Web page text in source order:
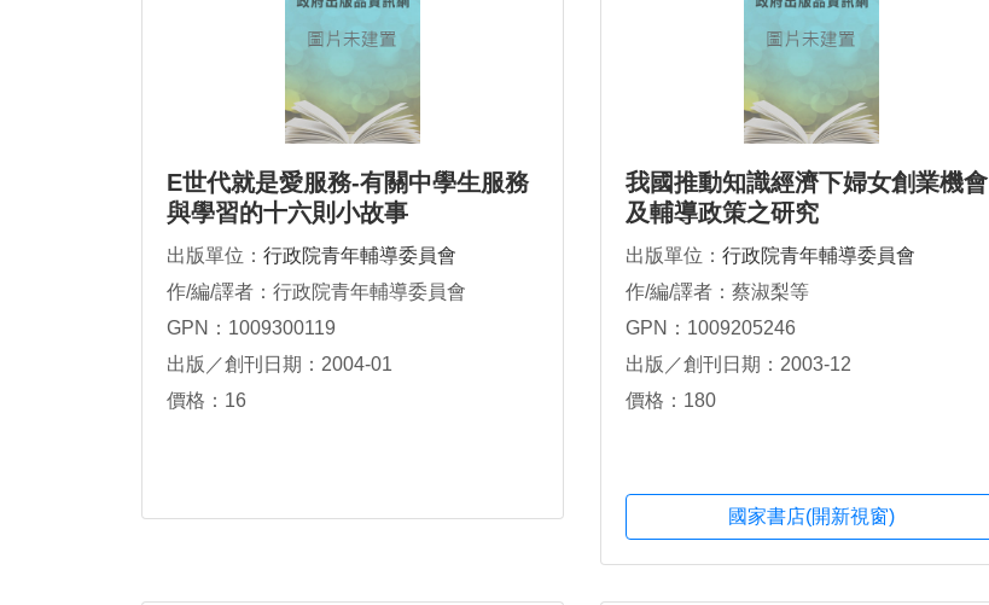
E世代就是愛服務-有關中學生服務
與學習的十六則小故事
出版單位： 行政院青年輔導委員會
作/編/譯者：行政院青年輔導委員會
GPN：1009300119
出版／創刊日期：2004-01
價格：16
我國推動知識經濟下婦女創業機會
及輔導政策之研究
出版單位： 行政院青年輔導委員會
作/編/譯者：蔡淑梨等
GPN：1009205246
出版／創刊日期：2003-12
價格：180
國家書店(開新視窗)